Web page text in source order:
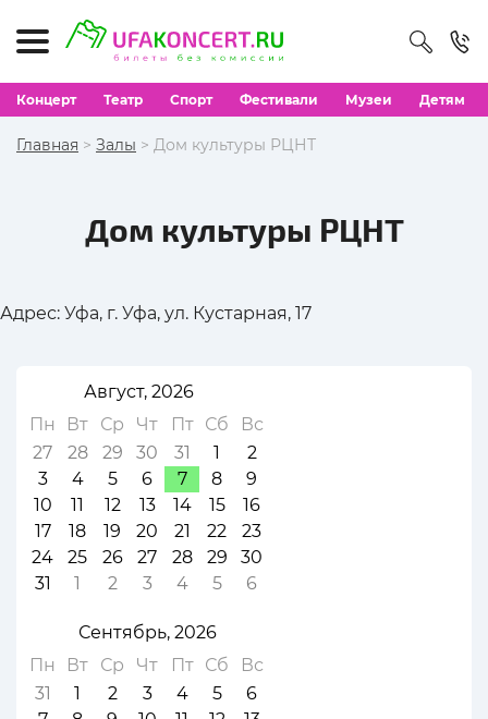
Концерт Театр Спорт Фестивали Музеи Детям
Главная > Залы > Дом культуры РЦНТ
Дом культуры РЦНТ
Адрес: Уфа, г. Уфа, ул. Кустарная, 17
Август, 2026
Пн
Вт Ср Чт Пт Сб
Вс
27
28 29 30 31 1
2
3
4 5 6 7 8
9
10
11 12 13 14 15
16
17
18 19 20 21 22
23
24
25 26 27 28 29
30
31
1 2 3 4 5 6
Сентябрь, 2026
Пн
Вт Ср Чт Пт Сб
Вс
31
1 2 3 4 5
6